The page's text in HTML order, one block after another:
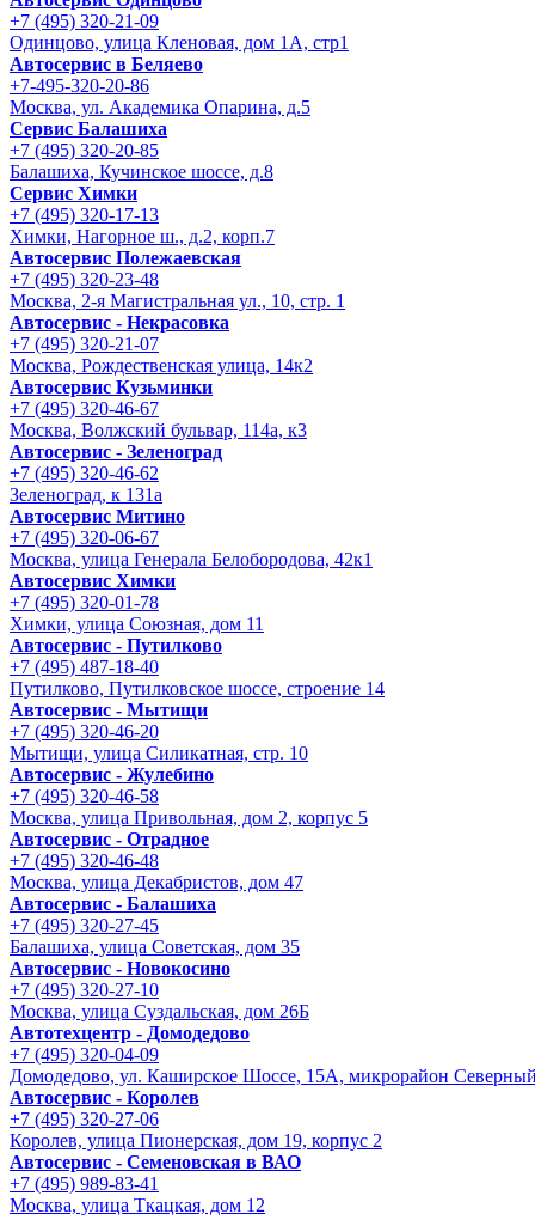
+7 (495) 320-21-09
Одинцово, улица Кленовая, дом 1А, стр1
Автосервис в Беляево
+7-495-320-20-86
Москва, ул. Академика Опарина, д.5
Сервис Балашиха
+7 (495) 320-20-85
Балашиха, Кучинское шоссе, д.8
Сервис Химки
+7 (495) 320-17-13
Химки, Нагорное ш., д.2, корп.7
Автосервис Полежаевская
+7 (495) 320-23-48
Москва, 2-я Магистральная ул., 10, стр. 1
Автосервис - Некрасовка
+7 (495) 320-21-07
Москва, Рождественская улица, 14к2
Автосервис Кузьминки
+7 (495) 320-46-67
Москва, Волжский бульвар, 114а, к3
Автосервис - Зеленоград
+7 (495) 320-46-62
Зеленоград, к 131а
Автосервис Митино
+7 (495) 320-06-67
Москва, улица Генерала Белобородова, 42к1
Автосервис Химки
+7 (495) 320-01-78
Химки, улица Союзная, дом 11
Автосервис - Путилково
+7 (495) 487-18-40
Путилково, Путилковское шоссе, строение 14
Автосервис - Мытищи
+7 (495) 320-46-20
Мытищи, улица Силикатная, стр. 10
Автосервис - Жулебино
+7 (495) 320-46-58
Москва, улица Привольная, дом 2, корпус 5
Автосервис - Отрадное
+7 (495) 320-46-48
Москва, улица Декабристов, дом 47
Автосервис - Балашиха
+7 (495) 320-27-45
Балашиха, улица Советская, дом 35
Автосервис - Новокосино
+7 (495) 320-27-10
Москва, улица Суздальская, дом 26Б
Автотехцентр - Домодедово
+7 (495) 320-04-09
Домодедово, ул. Каширское Шоссе, 15А, микрорайон
Автосервис - Королев
+7 (495) 320-27-06
Королев, улица Пионерская, дом 19, корпус 2
Автосервис - Семеновская в ВАО
+7 (495) 989-83-41
Москва, улица Ткацкая, дом 12